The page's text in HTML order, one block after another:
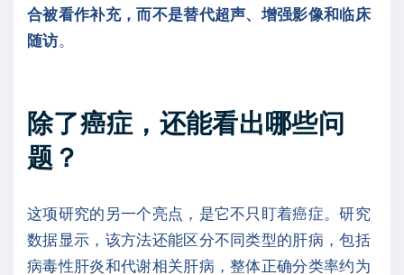
合被看作补充，而不是替代超声、增强影像和临床
随访。
除了癌症，还能看出哪些问
题？
这项研究的另一个亮点，是它不只盯着癌症。研究
数据显示，该方法还能区分不同类型的肝病，包括
病毒性肝炎和代谢相关肝病，整体正确分类率约为